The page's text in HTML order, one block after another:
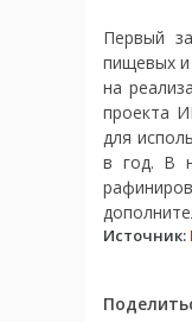
Первый
пищевых и
на
проекта
для
в год. В
Источник: